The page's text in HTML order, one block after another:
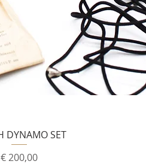
DYNAMO SET
Prijs
€ 200,00